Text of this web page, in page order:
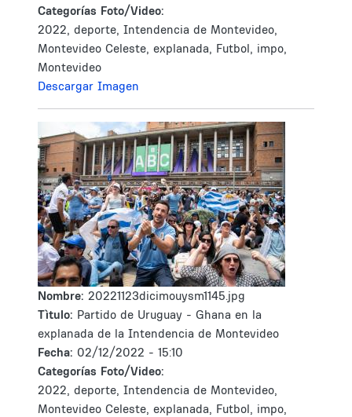
Categorías Foto/Video:
2022, deporte, Intendencia de Montevideo,
Montevideo Celeste, explanada, Futbol, impo,
Montevideo
Descargar Imagen
Nombre: 20221123dicimouysm1145.jpg
Tìtulo: Partido de Uruguay - Ghana en la
explanada de la Intendencia de Montevideo
Fecha: 02/12/2022 - 15:10
Categorías Foto/Video:
2022, deporte, Intendencia de Montevideo,
Montevideo Celeste, explanada, Futbol, impo,